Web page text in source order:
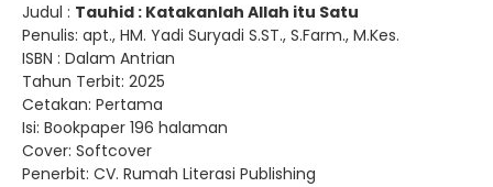
Judul : Tauhid : Katakanlah Allah itu Satu
Penulis: apt., HM. Yadi Suryadi S.ST., S.Farm., M.Kes.
ISBN : Dalam Antrian
Tahun Terbit: 2025
Cetakan: Pertama
Isi: Bookpaper 196 halaman
Cover: Softcover
Penerbit: CV. Rumah Literasi Publishing